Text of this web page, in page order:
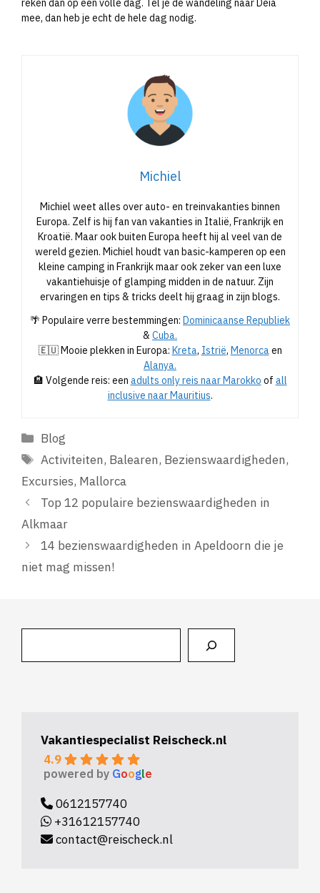
reken dan op een volle dag. Tel je de wandeling naar Deià
mee, dan heb je echt de hele dag nodig.
Michiel
Michiel weet alles over auto- en treinvakanties binnen
Europa. Zelf is hij fan van vakanties in Italië, Frankrijk en
Kroatië. Maar ook buiten Europa heeft hij al veel van de
wereld gezien. Michiel houdt van basic-kamperen op een
kleine camping in Frankrijk maar ook zeker van een luxe
vakantiehuisje of glamping midden in de natuur. Zijn
ervaringen en tips & tricks deelt hij graag in zijn blogs.
🌴 Populaire verre bestemmingen: Dominicaanse Republiek
& Cuba.
🇪🇺 Mooie plekken in Europa: Kreta, Istrië, Menorcaen
Alanya.
🏨 Volgende reis: een adults only reis naar Marokko of all
inclusive naar Mauritius.
Categorieën
Blog
Tags
Activiteiten, Balearen, Bezienswaardigheden,
Excursies, Mallorca
Top 12 populaire bezienswaardigheden in
Alkmaar
14 bezienswaardigheden in Apeldoorn die je
niet mag missen!
Vakantiespecialist Reischeck.nl
4.9
powered by Google
0612157740
+31612157740
contact@reischeck.nl